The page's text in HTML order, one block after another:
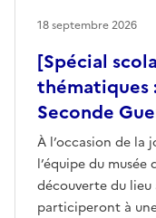
[Spécial
thématiques
Seconde
À l’occasion de la
l’équipe du
découverte du lieu
participeront à
18 septembre 2026